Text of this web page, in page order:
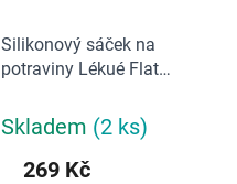
Silikonový sáček na
potraviny Lékué Flat
Skladem (2 ks)
269 Kč